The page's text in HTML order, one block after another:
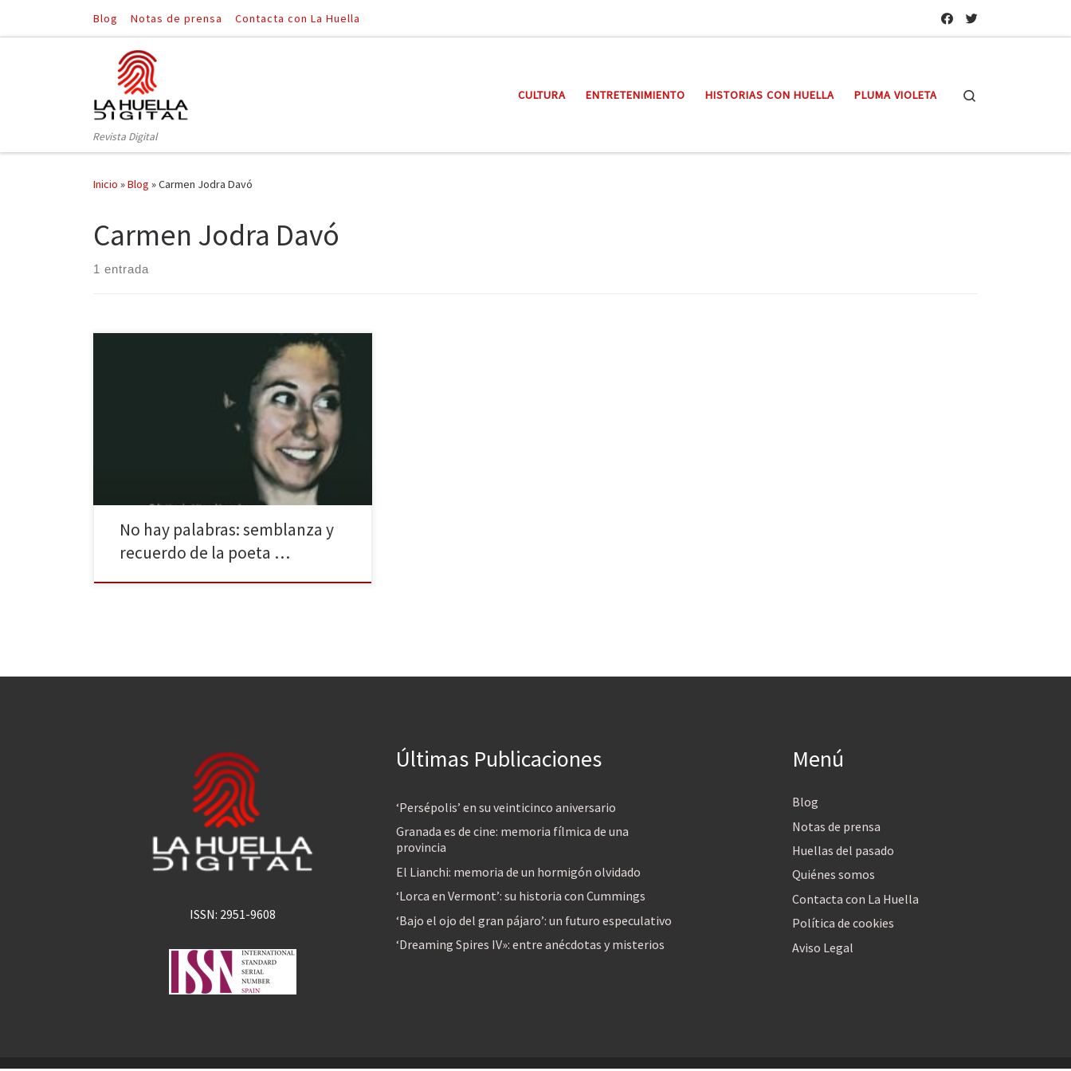
Saltar al contenido
Blog Notas de prensa Contacta con La Huella
Revista Digital
CULTURA ENTRETENIMIENTO HISTORIAS CON HUELLA PLUMA VIOLETA
Inicio »Blog »Carmen Jodra Davó
Carmen Jodra Davó
1 entrada
Ampara un roble, Carmen Jodra Davó, tu sueño
eterno. (Parque Cementerio la Paz. Poema de Jesús
Munárriz) En el año 1999, una joven poeta de 19 años
llamada Carmen Jodra ganó el XIV Premio Hiperión de
Poesía con su obra Las moras agraces (reeditado en
No hay palabras: semblanza y
recuerdo de la poeta …
ISSN: 2951-9608
Últimas Publicaciones
‘Persépolis’ en su veinticinco aniversario
Granada es de cine: memoria fílmica de una
provincia
El Lianchi: memoria de un hormigón olvidado
‘Lorca en Vermont’: su historia con Cummings
‘Bajo el ojo del gran pájaro’: un futuro especulativo
‘Dreaming Spires IV»: entre anécdotas y misterios
Menú
Blog
Notas de prensa
Huellas del pasado
Quiénes somos
Contacta con La Huella
Política de cookies
Aviso Legal